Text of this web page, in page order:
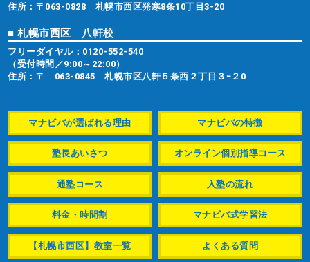
住所：〒063-0828 札幌市西区発寒8条10丁目3-20
■ 札幌市西区 八軒校
フリーダイヤル： 0120-552-540
（受付時間／9:00～22:00）
住所：〒 063-0845 札幌市区八軒５条西２丁目３−２0
マナビバが選ばれる理由 マナビバの特徴
塾長あいさつ オンライン個別指導コース
通塾コース 入塾の流れ
料金・時間割 マナビバ式学習法
【札幌市西区】教室一覧 よくある質問